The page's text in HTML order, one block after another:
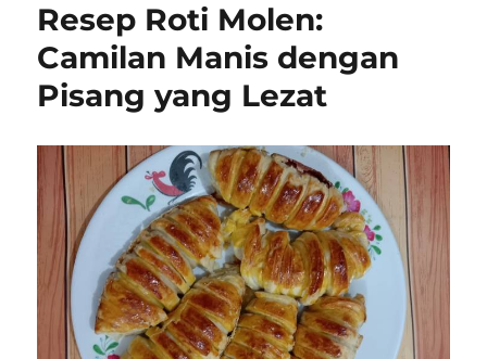
Resep Roti Molen:
Camilan Manis dengan
Pisang yang Lezat